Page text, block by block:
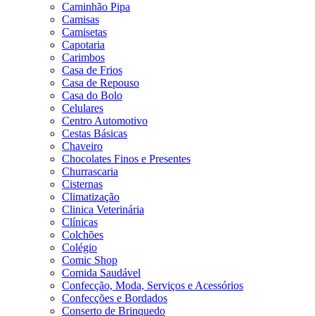
Caminhão Pipa
Camisas
Camisetas
Capotaria
Carimbos
Casa de Frios
Casa de Repouso
Casa do Bolo
Celulares
Centro Automotivo
Cestas Básicas
Chaveiro
Chocolates Finos e Presentes
Churrascaria
Cisternas
Climatização
Clinica Veterinária
Clínicas
Colchões
Colégio
Comic Shop
Comida Saudável
Confecção, Moda, Serviços e Acessórios
Confecções e Bordados
Conserto de Brinquedo